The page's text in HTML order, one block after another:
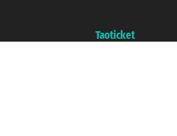
Taoticket